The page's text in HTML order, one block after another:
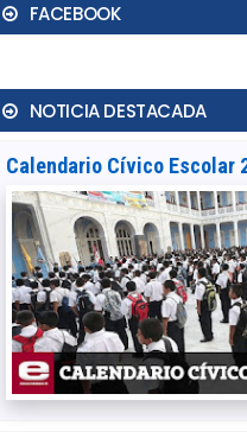
FACEBOOK
NOTICIA DESTACADA
Calendario Cívico Escolar